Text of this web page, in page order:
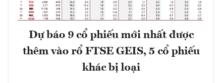
Dự báo 9 cổ phiếu mới nhất được
thêm vào rổ FTSE GEIS, 5 cổ phiếu
khác bị loại